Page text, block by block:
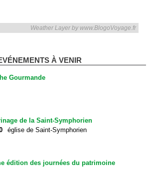
Weather Layer by www.BlogoVoyage.fr
À VENIR
Gourmande
de la Saint-Symphorien
église de Saint-Symphorien
édition des journées du patrimoine